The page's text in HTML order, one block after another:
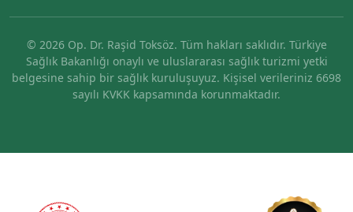
© 2026 Op. Dr. Raşid Toksöz. Tüm hakları saklıdır. Türkiye
Sağlık Bakanlığı onaylı ve uluslararası sağlık turizmi yetki
belgesine sahip bir sağlık kuruluşuyuz. Kişisel verileriniz 6698
sayılı KVKK kapsamında korunmaktadır.